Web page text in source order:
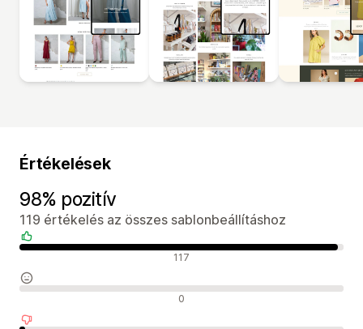
Értékelések
98% pozitív
119 értékelés az összes sablonbeállításhoz
Pozitív értékelések 117
Semleges értékelések 0